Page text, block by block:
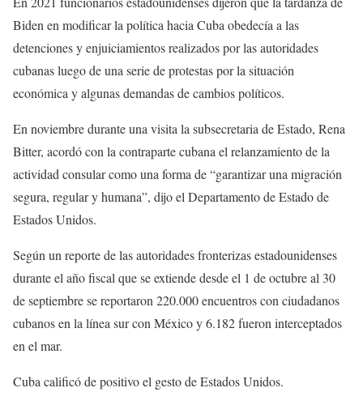
Biden en modificar la política hacia Cuba obedecía a las
detenciones y enjuiciamientos realizados por las autoridades
cubanas luego de una serie de protestas por la situación
económica y algunas demandas de cambios políticos.
En noviembre durante una visita la subsecretaria de Estado, Rena
Bitter, acordó con la contraparte cubana el relanzamiento de la
actividad consular como una forma de “garantizar una migración
segura, regular y humana”, dijo el Departamento de Estado de
Estados Unidos.
Según un reporte de las autoridades fronterizas estadounidenses
durante el año fiscal que se extiende desde el 1 de octubre al 30
de septiembre se reportaron 220.000 encuentros con ciudadanos
cubanos en la línea sur con México y 6.182 fueron interceptados
en el mar.
Cuba calificó de positivo el gesto de Estados Unidos.